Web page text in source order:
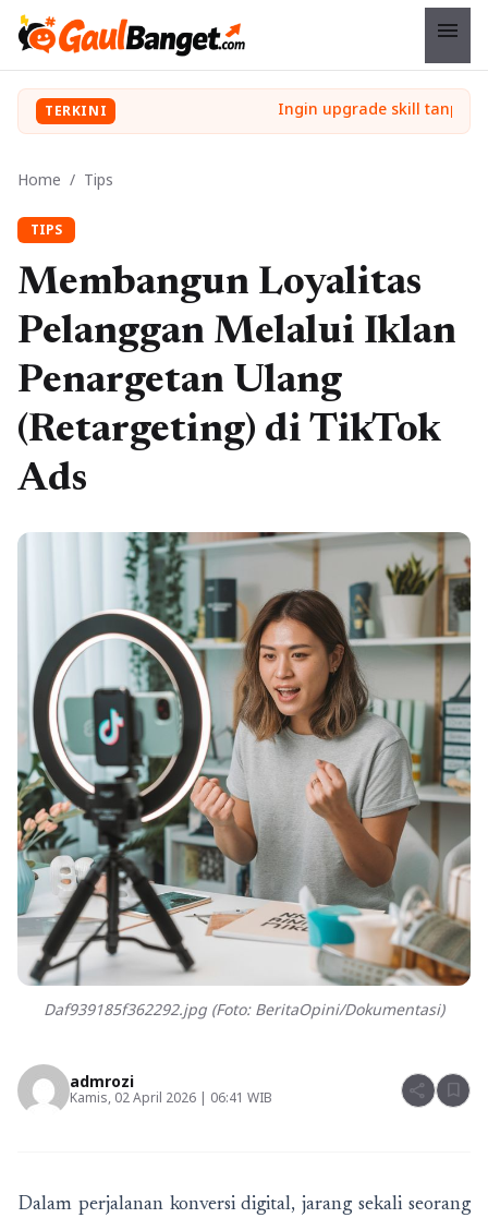
menu
TERKINI
Home / Tips
TIPS
Membangun Loyalitas
Pelanggan Melalui Iklan
Penargetan Ulang
(Retargeting) di TikTok
Ads
Daf939185f362292.jpg (Foto: BeritaOpini/Dokumentasi)
admrozi
Kamis, 02 April 2026 | 06:41 WIB share bookmark
Dalam perjalanan konversi digital, jarang sekali seorang